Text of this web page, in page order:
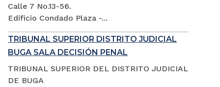
Calle 7 No.13-56.
Edificio Condado Plaza -...
TRIBUNAL SUPERIOR DISTRITO JUDICIAL
BUGA SALA DECISIÓN PENAL
TRIBUNAL SUPERIOR DEL DISTRITO JUDICIAL
DE BUGA